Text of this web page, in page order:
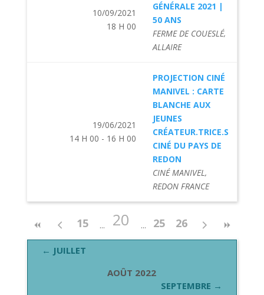
10/09/2021
18 H 00
GÉNÉRALE 2021 |
50 ANS
FERME DE COUESLÉ,
ALLAIRE
19/06/2021
14 H 00 - 16 H 00
PROJECTION CINÉ
MANIVEL : CARTE
BLANCHE AUX
JEUNES
CRÉATEUR.TRICE.S
CINÉ DU PAYS DE
REDON
CINÉ MANIVEL,
REDON FRANCE
15 20 25 26
← JUILLET
AOÛT 2022
SEPTEMBRE →